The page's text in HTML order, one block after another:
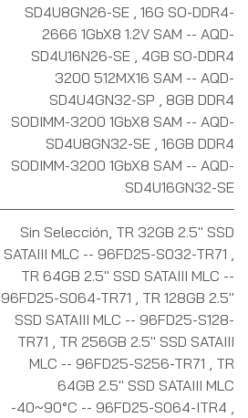
SD4U8GN26-SE 16G SO-DDR4-
2666 1GbX8 1.2V SAM -- AQD-
SD4U16N26-SE
4GB SO-DDR4
3200 512MX16 SAM -- AQD-
SD4U4GN32-SP
8GB DDR4
SODIMM-3200 1GbX8 SAM -- AQD-
SD4U8GN32-SE 16GB DDR4
SODIMM-3200 1GbX8 SAM -- AQD-
SD4U16GN32-SE
Sin Selección TR 32GB 2.5" SSD
SATAIII MLC -- 96FD25-S032-TR71
TR 64GB 2.5" SSD SATAIII MLC --
96FD25-S064-TR71
TR 128GB 2.5"
SSD SATAIII MLC -- 96FD25-S128-
TR71
TR 256GB 2.5" SSD SATAIII
MLC -- 96FD25-S256-TR71
TR
64GB 2.5" SSD SATAIII MLC
-40~90°C -- 96FD25-S064-ITR4